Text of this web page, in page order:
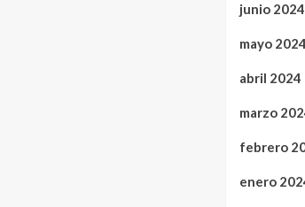
junio 2024
mayo 2024
abril 2024
marzo
febrero
enero